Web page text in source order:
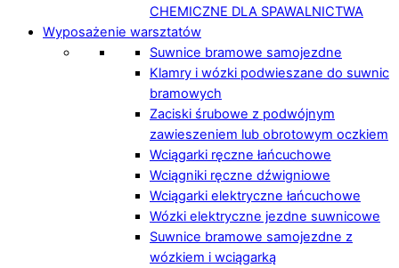
CHEMICZNE DLA SPAWALNICTWA
Wyposażenie warsztatów
Suwnice bramowe samojezdne
Klamry i wózki podwieszane do suwnic
bramowych
Zaciski śrubowe z podwójnym
zawieszeniem lub obrotowym oczkiem
Wciągarki ręczne łańcuchowe
Wciągniki ręczne dźwigniowe
Wciągarki elektryczne łańcuchowe
Wózki elektryczne jezdne suwnicowe
Suwnice bramowe samojezdne z
wózkiem i wciągarką